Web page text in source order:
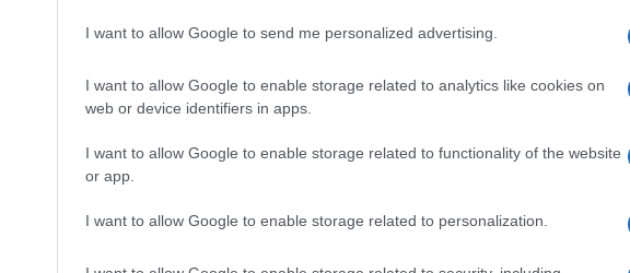
I want to allow Google to send me personalized advertising.
I want to allow Google to enable storage related to analytics like cookies on
web or device identifiers in apps.
I want to allow Google to enable storage related to functionality of the website
or app.
I want to allow Google to enable storage related to personalization.
hány valós fertőzött lehet, mikor fertőződhettek,
következik mindebből a nyitást illetően?
Egyvalamit azonban a rendszeresen
országokban is el kell dönteni: fontos-e
megszokott munka, a (relatív) jólét, a
megbízhatósága, vagy átállítjuk a